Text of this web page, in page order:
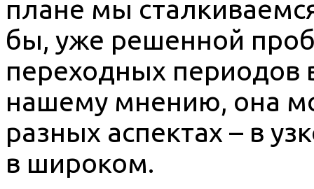
плане мы
бы, уже решенной
переходных периодов
нашему мнению, она
разных аспектах – в
в широком.